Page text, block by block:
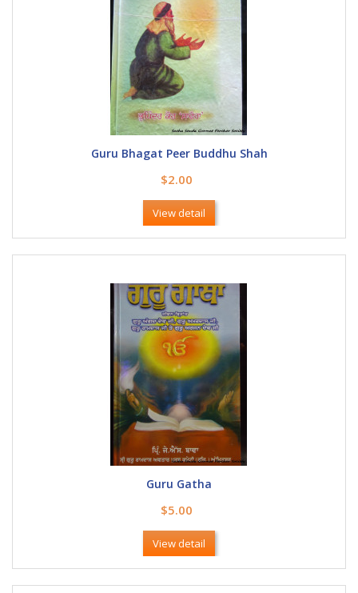
Guru Bhagat Peer Buddhu Shah
$2.00
View detail
Guru Gatha
$5.00
View detail